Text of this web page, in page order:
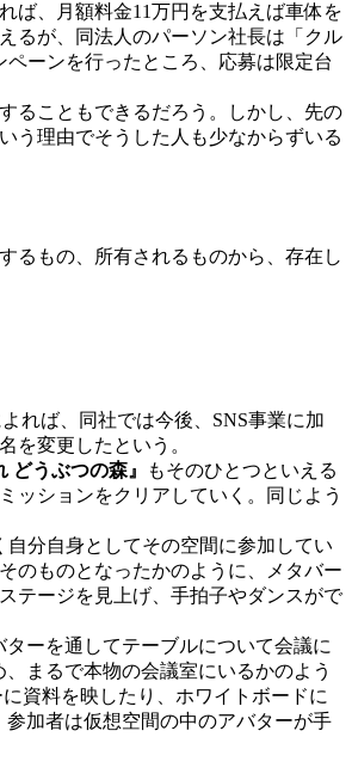
ば、月額料金11万円を支払えば車体を
るが、同法人のパーソン社長は「クル
ーンを行ったところ、応募は限定台
ることもできるだろう。しかし、先の
う理由でそうした人も少なからずいる
るもの、所有されるものから、存在し
れば、同社では今後、SNS事業に加
を変更したという。
どうぶつの森』
もそのひとつといえる
ッションをクリアしていく。同じよう
分自身としてその空間に参加してい
のものとなったかのように、メタバー
テージを見上げ、手拍子やダンスがで
ーを通してテーブルについて会議に
まるで本物の会議室にいるかのよう
資料を映したり、ホワイトボードに
加者は仮想空間の中のアバターが手